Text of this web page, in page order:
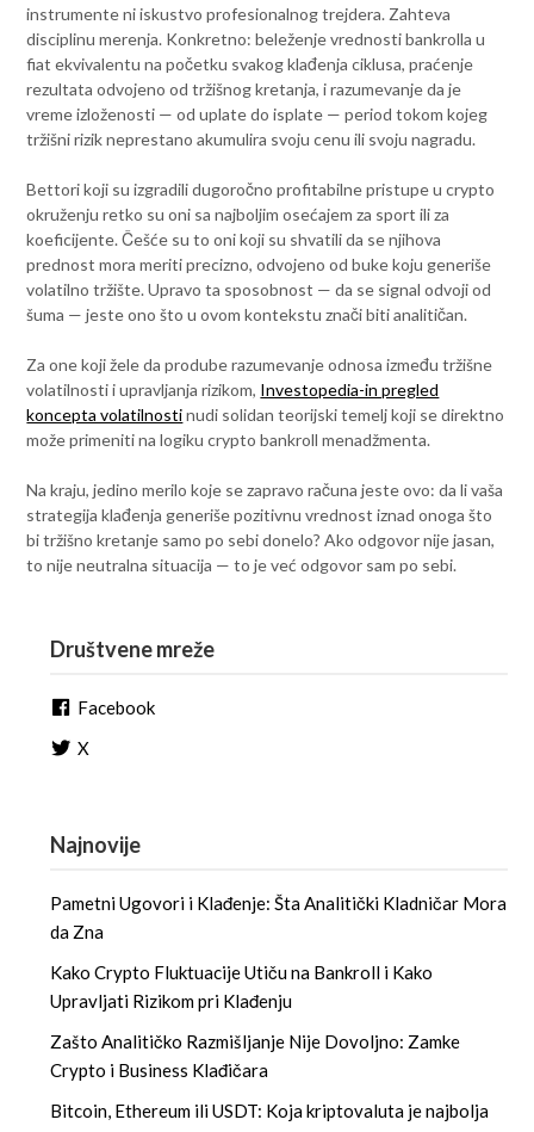
instrumente ni iskustvo profesionalnog trejdera. Zahteva
disciplinu merenja. Konkretno: beleženje vrednosti bankrolla u
fiat ekvivalentu na početku svakog klađenja ciklusa, praćenje
rezultata odvojeno od tržišnog kretanja, i razumevanje da je
vreme izloženosti — od uplate do isplate — period tokom kojeg
tržišni rizik neprestano akumulira svoju cenu ili svoju nagradu.
Bettori koji su izgradili dugoročno profitabilne pristupe u crypto
okruženju retko su oni sa najboljim osećajem za sport ili za
koeficijente. Češće su to oni koji su shvatili da se njihova
prednost mora meriti precizno, odvojeno od buke koju generiše
volatilno tržište. Upravo ta sposobnost — da se signal odvoji od
šuma — jeste ono što u ovom kontekstu znači biti analitičan.
Za one koji žele da prodube razumevanje odnosa između tržišne
volatilnosti i upravljanja rizikom, Investopedia-in pregled
koncepta volatilnostinudi solidan teorijski temelj koji se direktno
može primeniti na logiku crypto bankroll menadžmenta.
Na kraju, jedino merilo koje se zapravo računa jeste ovo: da li vaša
strategija klađenja generiše pozitivnu vrednost iznad onoga što
bi tržišno kretanje samo po sebi donelo? Ako odgovor nije jasan,
to nije neutralna situacija — to je već odgovor sam po sebi.
Društvene mreže
Facebook
X
Najnovije
Pametni Ugovori i Klađenje: Šta Analitički Kladničar Mora
da Zna
Kako Crypto Fluktuacije Utiču na Bankroll i Kako
Upravljati Rizikom pri Klađenju
Zašto Analitičko Razmišljanje Nije Dovoljno: Zamke
Crypto i Business Klađičara
Bitcoin, Ethereum ili USDT: Koja kriptovaluta je najbolja